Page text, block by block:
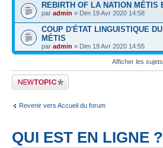
REBIRTH OF LA NATION MÉTIS
par admin » Dim 19 Avr 2020 14:58
COUP D'ÉTAT LINGUISTIQUE
MÉTIS
par admin » Dim 19 Avr 2020 14:55
Afficher les
Publier un nouveau
sujet
Revenir vers Accueil du forum
QUI EST EN LIGNE ?